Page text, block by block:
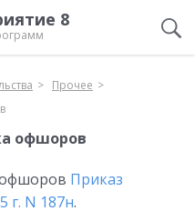
8
Прочее
офшоров
Приказ
г. N 187н.